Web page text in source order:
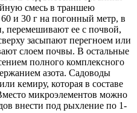
смесь в траншею
и 30 г на погонный метр, в
перемешивают ее с почвой,
засыпают перегноем или
слоем почвы. В остальные
полного комплексного
азота. Садоводы
кемиру, которая в составе
микроэлементов можно
внести под рыхление по 1-